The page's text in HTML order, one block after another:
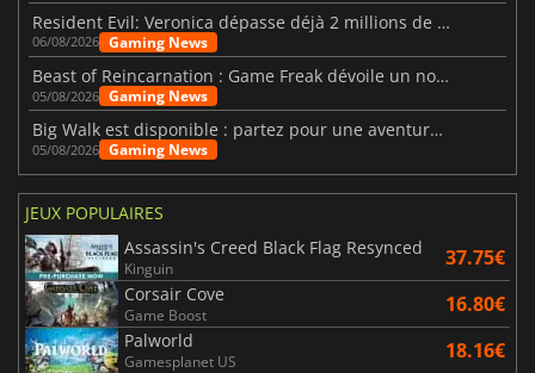
Resident Evil: Veronica dépasse déjà 2 millions de wishlists
06/08/2026 Gaming News
Beast of Reincarnation : Game Freak dévoile un nouveau pari
05/08/2026 Gaming News
Big Walk est disponible : partez pour une aventure entre amis
05/08/2026 Gaming News
JEUX POPULAIRES
Assassin's Creed Black Flag Resynced
Kinguin 37.75€
Corsair Cove
Game Boost 16.80€
Palworld
Gamesplanet US 18.16€